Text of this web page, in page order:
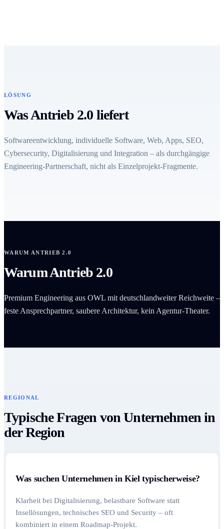
LÖSUNG
Was Antrieb 2.0 liefert
Softwareentwicklung, individuelle Software, Web, Apps, SEO,
Cybersecurity, Digitalisierung und Integration – als durchgängige
Engineering-Partnerschaft, nicht als Einzelprojekt-Fragmente.
WARUM ANTRIEB 2.0
Warum Antrieb 2.0
Premium Engineering aus OWL mit deutschlandweiter Reichweite –
feste Ansprechpartner, saubere Architektur, kein Agentur-Theater.
REGIONAL
Typische Fragen von Unternehmen in
der Region
Was suchen Unternehmen in Kiel typischerweise?
Klarheit bei Digitalisierung, belastbare Software statt
Insellösungen, technisches SEO und Security – oft
kombiniert in einem Roadmap-Projekt.